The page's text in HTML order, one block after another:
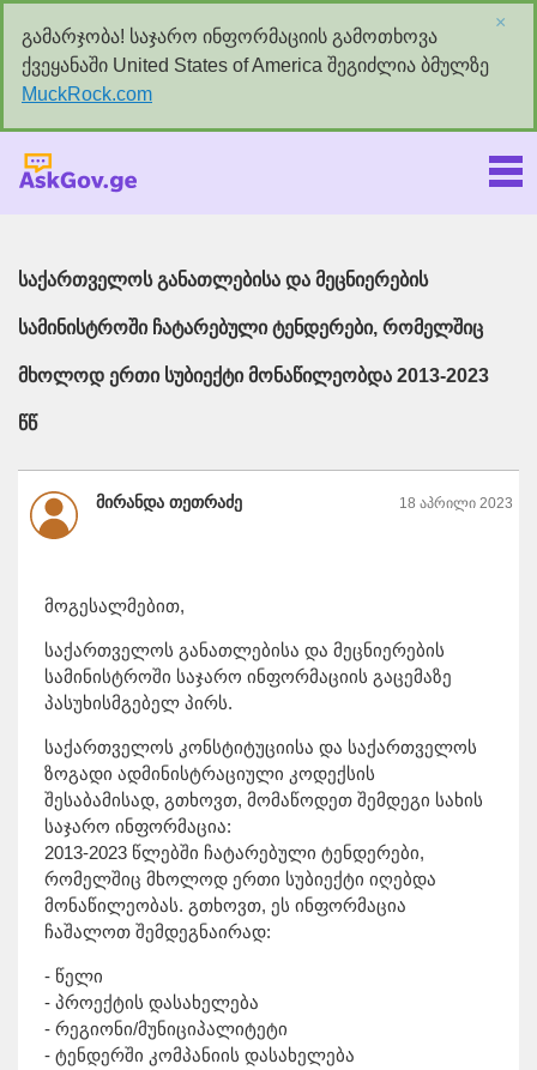
გამარჯობა! საჯარო ინფორმაციის გამოთხოვა
ქვეყანაში United States of America შეგიძლია ბმულზე
MuckRock.com
×
საქართველოს განათლებისა და მეცნიერების
სამინისტროში ჩატარებული ტენდერები, რომელშიც
მხოლოდ ერთი სუბიექტი მონაწილეობდა 2013-2023
წწ
მირანდა თეთრაძე 18 აპრილი 2023
მოგესალმებით,
საქართველოს განათლებისა და მეცნიერების
სამინისტროში საჯარო ინფორმაციის გაცემაზე
პასუხისმგებელ პირს.
საქართველოს კონსტიტუციისა და საქართველოს
ზოგადი ადმინისტრაციული კოდექსის
შესაბამისად, გთხოვთ, მომაწოდეთ შემდეგი სახის
საჯარო ინფორმაცია:
2013-2023 წლებში ჩატარებული ტენდერები,
რომელშიც მხოლოდ ერთი სუბიექტი იღებდა
მონაწილეობას. გთხოვთ, ეს ინფორმაცია
ჩაშალოთ შემდეგნაირად:
- წელი
- პროექტის დასახელება
- რეგიონი/მუნიციპალიტეტი
- ტენდერში კომპანიის დასახელება